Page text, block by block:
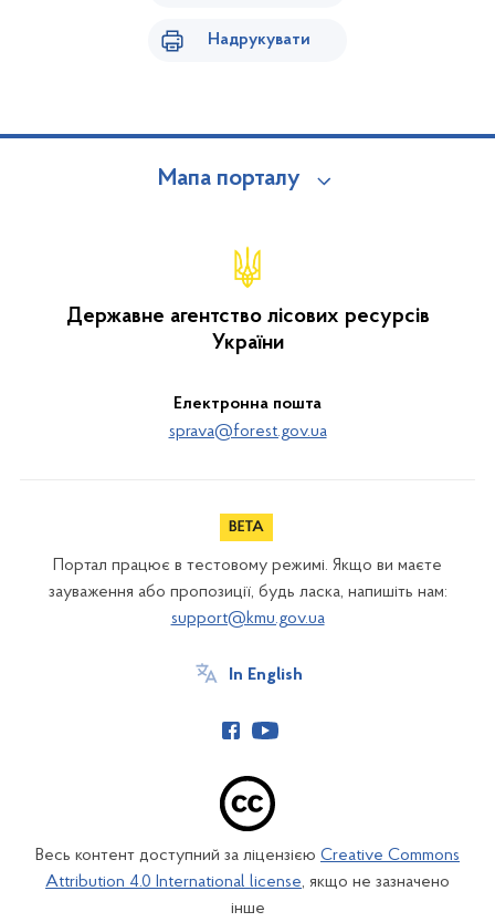
Надрукувати
Мапа порталу
Державне агентство лісових ресурсів
України
Електронна пошта
sprava@forest.gov.ua
Портал працює в тестовому режимі. Якщо ви маєте
зауваження або пропозиції, будь ласка, напишіть нам:
support@kmu.gov.ua
In English
Весь контент доступний за ліцензією Creative Commons
Attribution 4.0 International license, якщо не зазначено
інше